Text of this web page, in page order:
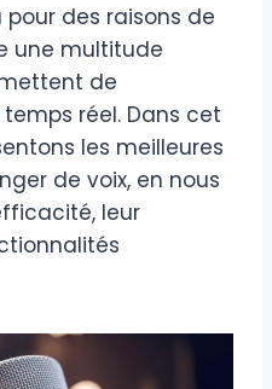
des raisons de
une multitude
de
réel. Dans cet
les meilleures
de voix, en nous
leur